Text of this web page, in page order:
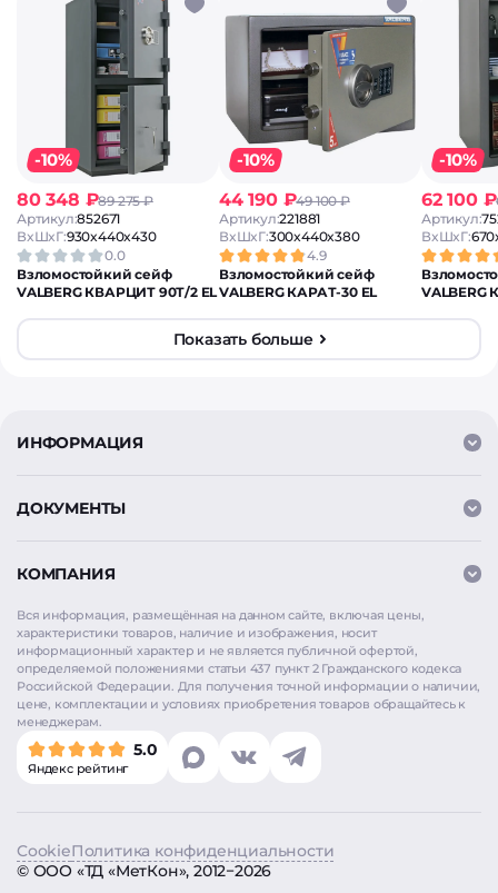
-10%
80 348 ₽89 275 ₽
Артикул:852671
ВxШxГ:930x440x430
0.0
Взломостойкий сейф
VALBERG КВАРЦИТ 90Т/2 EL
-10%
44 190 ₽49 100 ₽
Артикул:221881
ВxШxГ:300x440x380
4.9
Взломостойкий сейф
VALBERG КАРАТ-30 EL
-10%
62 100 ₽
Артикул:
ВxШxГ:
VALBERG
Показать больше
Вся информация, размещённая на данном сайте, включая цены,
характеристики товаров, наличие и изображения, носит
информационный характер и не является публичной офертой,
определяемой положениями статьи 437 пункт 2 Гражданского кодекса
Российской Федерации. Для получения точной информации о наличии,
цене, комплектации и условиях приобретения товаров обращайтесь к
менеджерам.
5.0
Яндекс рейтинг
ИНФОРМАЦИЯ
ДОКУМЕНТЫ
КОМПАНИЯ
© ООО «ТД «МетКон», 2012−2026
CookieПолитика конфиденциальности
Мы используем
работы сайта. Продолжая использовать сайт, вы
соглашаетесь на использование cookie. Нажимая
«Согласен», вы также даёте согласие на обработку
Согласен